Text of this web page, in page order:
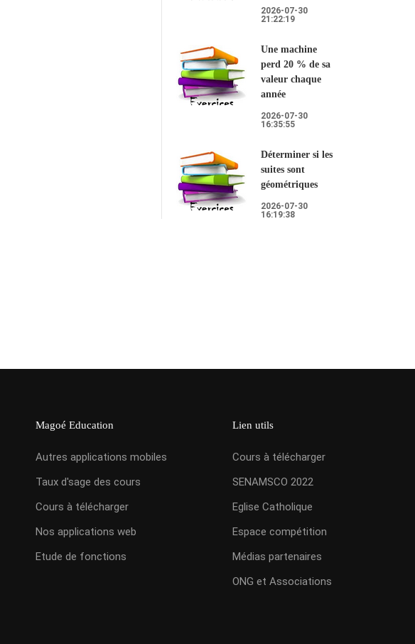
2026-07-30
21:22:19
Une machine
perd 20 % de sa
valeur chaque
année
2026-07-30
16:35:55
Déterminer si les
suites sont
géométriques
2026-07-30
16:19:38
Magoé Education
Autres applications mobiles
Taux d'sage des cours
Cours à télécharger
Nos applications web
Etude de fonctions
Lien utils
Cours à télécharger
SENAMSCO 2022
Eglise Catholique
Espace compétition
Médias partenaires
ONG et Associations